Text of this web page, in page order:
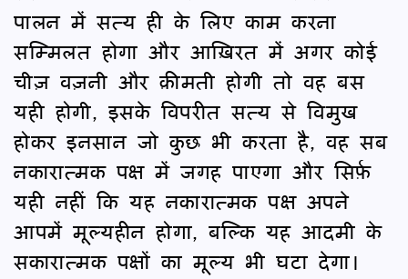
पालन में सत्य ही के लिए काम करना
सम्मिलत होगा और आख़िरत में अगर कोई
चीज़ वज़नी और क़ीमती होगी तो वह बस
यही होगी, इसके विपरीत सत्य से विमुख
होकर इनसान जो कुछ भी करता है, वह सब
नकारात्मक पक्ष में जगह पाएगा और सिर्फ़
यही नहीं कि यह नकारात्मक पक्ष अपने
आपमें मूल्यहीन होगा, बल्कि यह आदमी के
सकारात्मक पक्षों का मूल्य भी घटा देगा।